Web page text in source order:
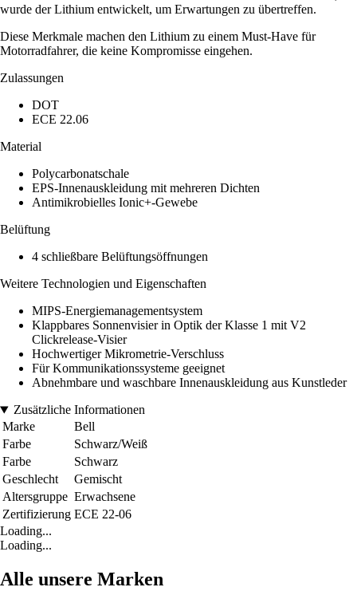
wurde der Lithium entwickelt, um Erwartungen zu übertreffen.
Diese Merkmale machen den Lithium zu einem Must-Have für
Motorradfahrer, die keine Kompromisse eingehen.
Zulassungen
DOT
ECE 22.06
Material
Polycarbonatschale
EPS-Innenauskleidung mit mehreren Dichten
Antimikrobielles Ionic+-Gewebe
Belüftung
4 schließbare Belüftungsöffnungen
Weitere Technologien und Eigenschaften
MIPS-Energiemanagementsystem
Klappbares Sonnenvisier in Optik der Klasse 1 mit V2
Clickrelease-Visier
Hochwertiger Mikrometrie-Verschluss
Für Kommunikationssysteme geeignet
Abnehmbare und waschbare Innenauskleidung aus Kunstleder
Zusätzliche Informationen
Marke
Bell
Farbe
Schwarz/Weiß
Farbe
Schwarz
Geschlecht
Gemischt
Altersgruppe Erwachsene
Zertifizierung ECE 22-06
Loading...
Loading...
Alle unsere Marken